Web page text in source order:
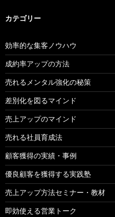
カテゴリー
効率的な集客ノウハウ
成約率アップの方法
売れるメンタル強化の秘策
差別化を図るマインド
売上アップのマインド
売れる社員育成法
顧客獲得の実績・事例
優良顧客を獲得する実践塾
売上アップ方法セミナー・教材
即効使える営業トーク